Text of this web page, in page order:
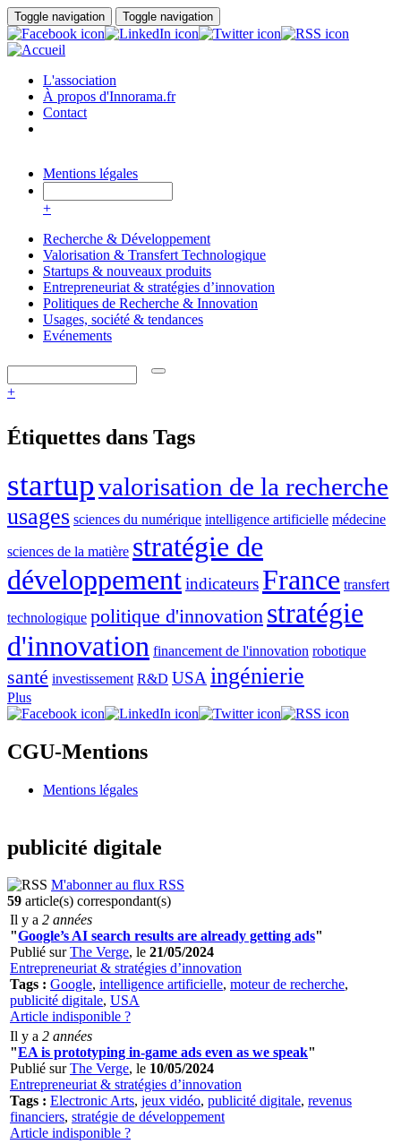
Aller au contenu principal
Toggle navigation Toggle navigation
L'association
À propos d'Innorama.fr
Contact
Mentions légales
+
Recherche & Développement
Valorisation & Transfert Technologique
Startups & nouveaux produits
Entrepreneuriat & stratégies d’innovation
Politiques de Recherche & Innovation
Usages, société & tendances
Evénements
+
Étiquettes dans Tags
startupvalorisation de la recherche
usages sciences du numérique intelligence artificielle médecine
sciences de la matière stratégie de
développementindicateurs France transfert
technologique politique d'innovation stratégie
d'innovation financement de l'innovation robotique
santé investissement R&D USA ingénierie
Plus
CGU-Mentions
Mentions légales
publicité digitale
M'abonner au flux RSS
59 article(s) correspondant(s)
Il y a 2 années
"Google’s AI search results are already getting ads"
Publié surThe Verge, le 21/05/2024
Entrepreneuriat & stratégies d’innovation
Tags : Google, intelligence artificielle, moteur de recherche,
publicité digitale, USA
Article indisponible ?
Il y a 2 années
"EA is prototyping in-game ads even as we speak"
Publié surThe Verge, le 10/05/2024
Entrepreneuriat & stratégies d’innovation
Tags : Electronic Arts, jeux vidéo, publicité digitale, revenus
financiers, stratégie de développement
Article indisponible ?